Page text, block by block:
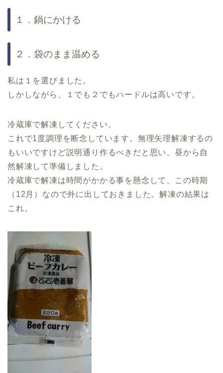
１．鍋にかける
２．袋のまま温める
私は１を選びました。
しかしながら、１でも２でもハードルは高いです。
冷蔵庫で解凍してください。
これで1度調理を断念しています。無理矢理解凍するの
もいいですけど説明通り作るべきだと思い、昼から自
然解凍して準備しました。
冷蔵庫で解凍は時間がかかる事を懸念して、この時期
（12月）なので外に出しておきました。解凍の結果は
これ。